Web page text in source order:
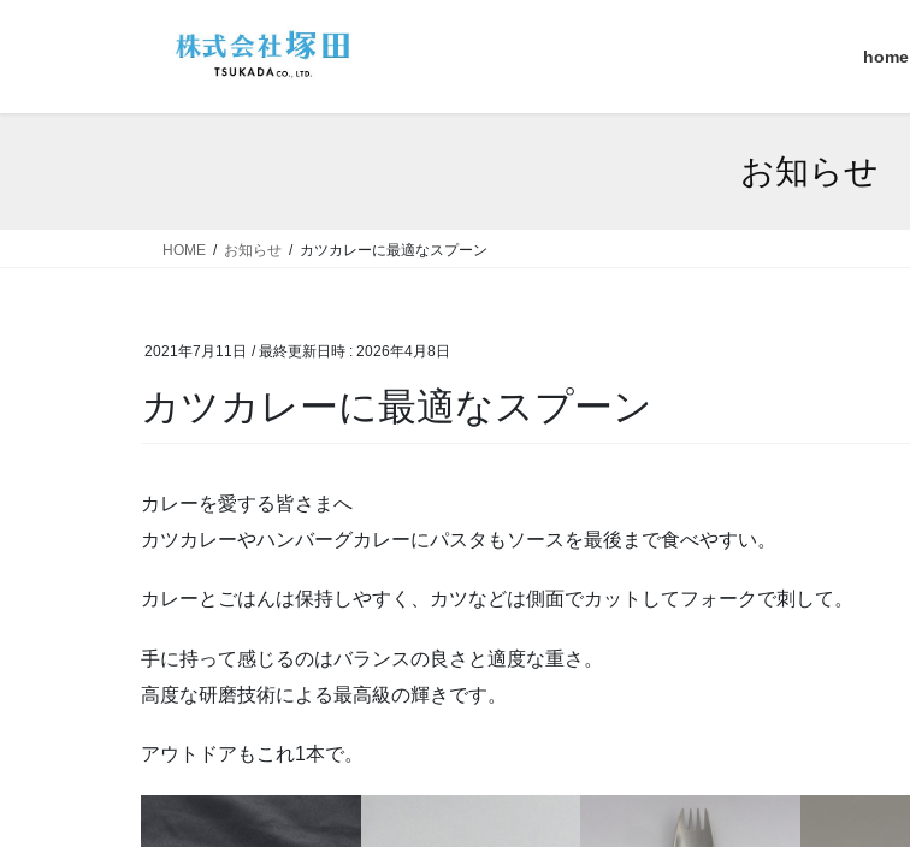
home
お知らせ
HOME お知らせ カツカレーに最適なスプーン
2021年7月11日 / 最終更新日時 : 2026年4月8日
カツカレーに最適なスプーン
カレーを愛する皆さまへ
カツカレーやハンバーグカレーにパスタもソースを最後まで食べやすい。
カレーとごはんは保持しやすく、カツなどは側面でカットしてフォークで刺して。
手に持って感じるのはバランスの良さと適度な重さ。
高度な研磨技術による最高級の輝きです。
アウトドアもこれ1本で。